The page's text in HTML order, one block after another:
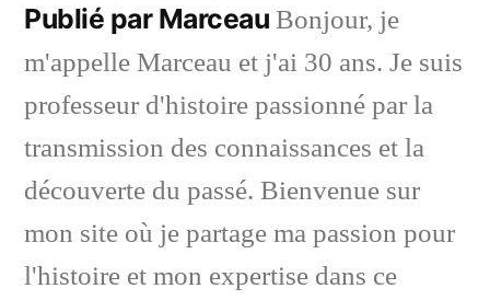
Publié par Marceau Bonjour, je
m'appelle Marceau et j'ai 30 ans. Je suis
professeur d'histoire passionné par la
transmission des connaissances et la
découverte du passé. Bienvenue sur
mon site où je partage ma passion pour
l'histoire et mon expertise dans ce